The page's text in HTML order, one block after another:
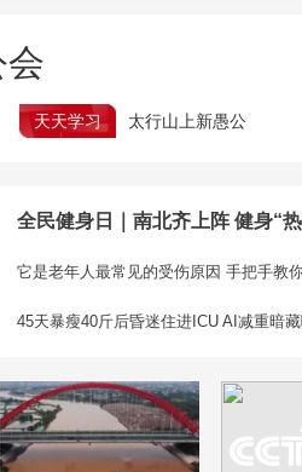
会
天天学习 太行山上新愚公
全民健身日｜南北齐上阵 健身“
它是老年人最常见的受伤原因 手把手教
45天暴瘦40斤后昏迷住进ICU AI减重暗